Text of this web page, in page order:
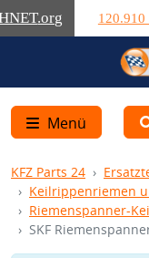
.org 120.910
Menü
KFZ Parts 24
Keilrippenriemen
Riemenspanner-
SKF